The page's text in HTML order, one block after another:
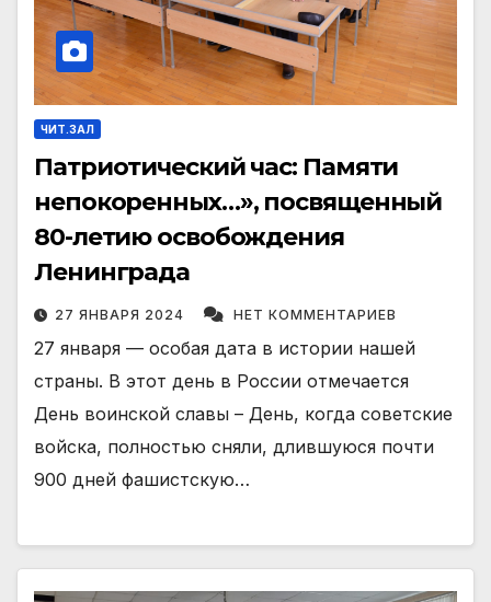
ЧИТ.ЗАЛ
Патриотический час: Памяти
непокоренных…», посвященный
80-летию освобождения
Ленинграда
27 ЯНВАРЯ 2024 НЕТ КОММЕНТАРИЕВ
27 января — особая дата в истории нашей
страны. В этот день в России отмечается
День воинской славы – День, когда советские
войска, полностью сняли, длившуюся почти
900 дней фашистскую…